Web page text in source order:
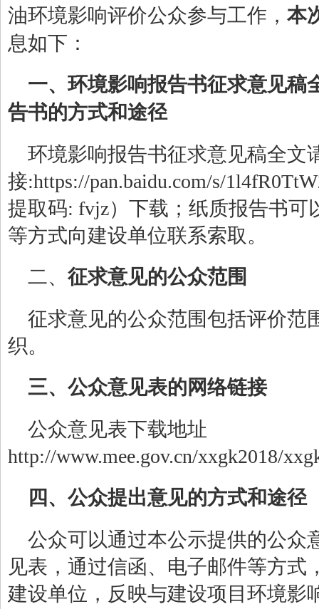
油环境影响评价公众参与工作， 本
息如下：
一、环境影响报告书征求意见稿
告书的方式和途径
环境影响报告书征求意见稿全文
接:https://pan.baidu.com/s/
提取码: fvjz）下载；纸质报告书可
等方式向建设单位联系索取 。
二、 征求意见的公众范围
征求意见的公众范围包括评价范
织。
三、公众意见表的网络链接
公众意见表下载地址
http://www.mee.gov.cn/xxgk2018/
四、公众提出意见的方式和途径
公众可以通过本公示提供的公众
见表，通过信函、电子邮件等方式
建设单位，反映与建设项目环境影